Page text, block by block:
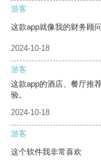
游客
这款app就像我的财务顾
2024-10-18
游客
这款app的酒店、餐厅推
验。
2024-10-18
游客
这个软件我非常喜欢